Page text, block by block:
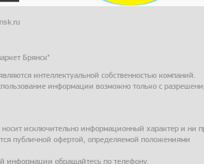
Брянск"
интеллектуальной собственностью компаний.
информации возможно только с
исключительно информационный характер и ни
публичной офертой, определяемой положениями
информации обращайтесь по телефону.